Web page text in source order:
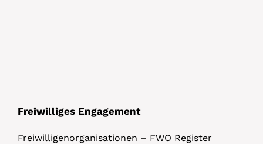
Freiwilliges Engagement
Freiwilligenorganisationen – FWO Register